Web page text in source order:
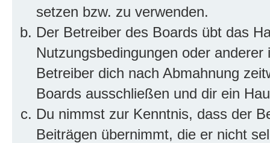
setzen bzw. zu verwenden.
Der Betreiber des Boards übt das
Nutzungsbedingungen oder
Betreiber dich nach Abmahnung
Boards ausschließen und dir ein
Du nimmst zur Kenntnis, dass der
Beiträgen übernimmt, die er nicht